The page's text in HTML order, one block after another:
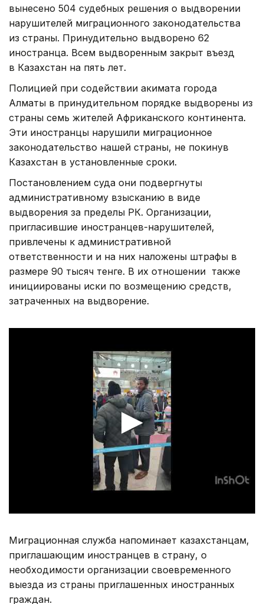
вынесено 504 судебных решения о выдворении
нарушителей миграционного законодательства
из страны. Принудительно выдворено 62
иностранца. Всем выдворенным закрыт въезд
в Казахстан на пять лет.
Полицией при содействии акимата города
Алматы в принудительном порядке выдворены из
страны семь жителей Африканского континента.
Эти иностранцы нарушили миграционное
законодательство нашей страны, не покинув
Казахстан в установленные сроки.
Постановлением суда они подвергнуты
административному взысканию в виде
выдворения за пределы РК. Организации,
пригласившие иностранцев-нарушителей,
привлечены к административной
ответственности и на них наложены штрафы в
размере 90 тысяч тенге. В их отношении также
инициированы иски по возмещению средств,
затраченных на выдворение.
Миграционная служба напоминает казахстанцам,
приглашающим иностранцев в страну, о
необходимости организации своевременного
выезда из страны приглашенных иностранных
граждан.